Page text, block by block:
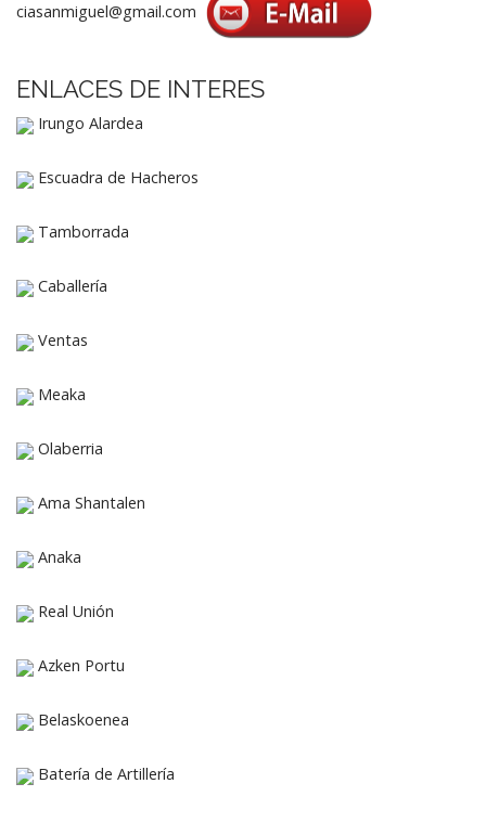
ciasanmiguel@gmail.com
ENLACES DE INTERES
Irungo Alardea
Escuadra de Hacheros
Tamborrada
Caballería
Ventas
Meaka
Olaberria
Ama Shantalen
Anaka
Real Unión
Azken Portu
Belaskoenea
Batería de Artillería